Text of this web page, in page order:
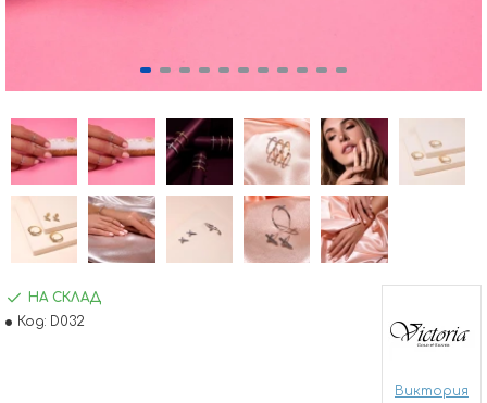
НА СКЛАД
Код: D032
Виктория